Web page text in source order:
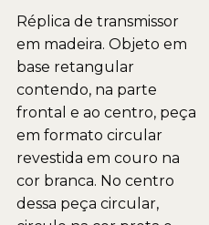
Réplica de transmissor
em madeira. Objeto em
base retangular
contendo, na parte
frontal e ao centro, peça
em formato circular
revestida em couro na
cor branca. No centro
dessa peça circular,